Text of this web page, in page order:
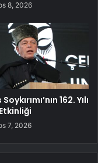
8, 2026
162. Yılı
7, 2026